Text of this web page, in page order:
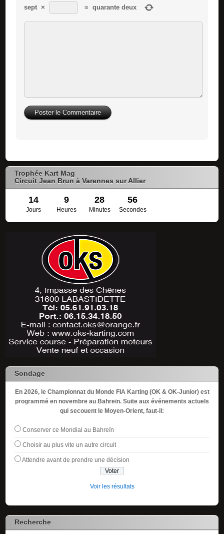
sept × = quarante deux
Trophée Kart Mag
Circuit Jean Brun à Varennes sur Allier
14 9 28 55
Jours Heures Minutes Secondes
Sondage
En 2026, le Championnat du Monde FIA Karting (OK & OK-Junior) est
programmé en novembre au Bahreïn. Suite aux événements actuels
qui secouent le Moyen-Orient, faut-il:
Conserver ce Mondial au Bahreïn
Choisir au plus vite un autre circuit
Attendre avant de prendre une décision
Voir les résultats
Recherche